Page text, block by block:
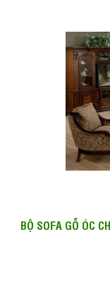
BỘ SOFA GỖ ÓC